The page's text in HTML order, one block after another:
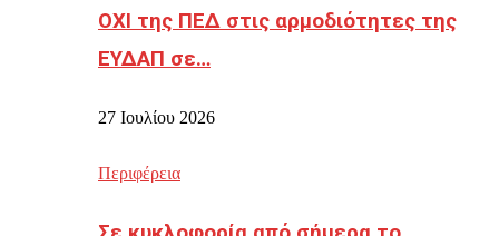
ΟΧΙ της ΠΕΔ στις αρμοδιότητες της
ΕΥΔΑΠ σε…
27 Ιουλίου 2026
Περιφέρεια